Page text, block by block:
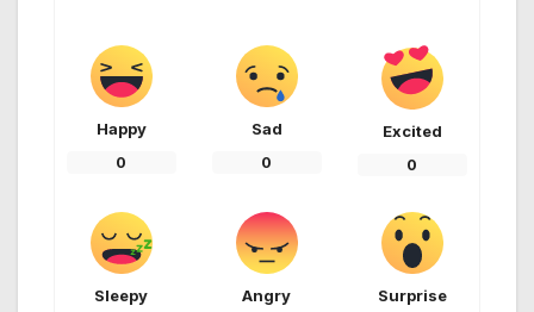
Happy
0
Sad
0
Excited
0
Sleepy Angry Surprise